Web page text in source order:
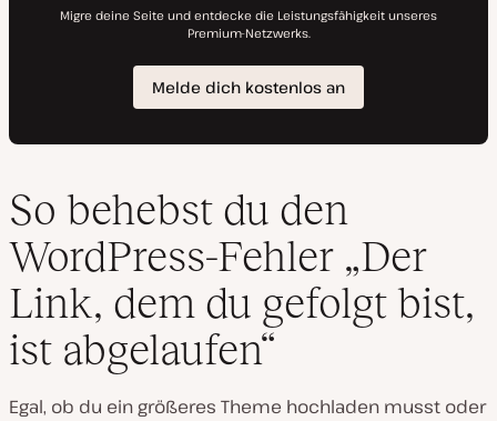
So behebst du den
WordPress-Fehler „Der
Link, dem du gefolgt bist,
ist abgelaufen“
Egal, ob du ein größeres Theme hochladen musst oder